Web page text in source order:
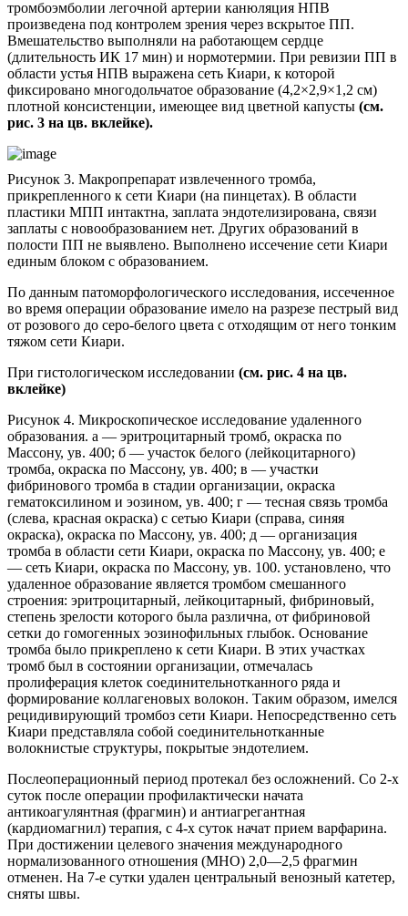
тромбоэмболии легочной артерии канюляция НПВ
произведена под контролем зрения через вскрытое ПП.
Вмешательство выполняли на работающем сердце
(длительность ИК 17 мин) и нормотермии. При ревизии ПП в
области устья НПВ выражена сеть Киари, к которой
фиксировано многодольчатое образование (4,2×2,9×1,2 см)
плотной консистенции, имеющее вид цветной капусты (см.
рис. 3 на цв. вклейке).
Рисунок 3. Макропрепарат извлеченного тромба,
прикрепленного к сети Киари (на пинцетах). В области
пластики МПП интактна, заплата эндотелизирована, связи
заплаты с новообразованием нет. Других образований в
полости ПП не выявлено. Выполнено иссечение сети Киари
единым блоком с образованием.
По данным патоморфологического исследования, иссеченное
во время операции образование имело на разрезе пестрый вид
от розового до серо-белого цвета с отходящим от него тонким
тяжом сети Киари.
При гистологическом исследовании (см. рис. 4 на цв.
вклейке)
Рисунок 4. Микроскопическое исследование удаленного
образования. а — эритроцитарный тромб, окраска по
Массону, ув. 400; б — участок белого (лейкоцитарного)
тромба, окраска по Массону, ув. 400; в — участки
фибринового тромба в стадии организации, окраска
гематоксилином и эозином, ув. 400; г — тесная связь тромба
(слева, красная окраска) с сетью Киари (справа, синяя
окраска), окраска по Массону, ув. 400; д — организация
тромба в области сети Киари, окраска по Массону, ув. 400; е
— сеть Киари, окраска по Массону, ув. 100. установлено, что
удаленное образование является тромбом смешанного
строения: эритроцитарный, лейкоцитарный, фибриновый,
степень зрелости которого была различна, от фибриновой
сетки до гомогенных эозинофильных глыбок. Основание
тромба было прикреплено к сети Киари. В этих участках
тромб был в состоянии организации, отмечалась
пролиферация клеток соединительнотканного ряда и
формирование коллагеновых волокон. Таким образом, имелся
рецидивирующий тромбоз сети Киари. Непосредственно сеть
Киари представляла собой соединительнотканные
волокнистые структуры, покрытые эндотелием.
Послеоперационный период протекал без осложнений. Со 2-х
суток после операции профилактически начата
антикоагулянтная (фрагмин) и антиагрегантная
(кардиомагнил) терапия, с 4-х суток начат прием варфарина.
При достижении целевого значения международного
нормализованного отношения (МНО) 2,0—2,5 фрагмин
отменен. На 7-е сутки удален центральный венозный катетер,
сняты швы.